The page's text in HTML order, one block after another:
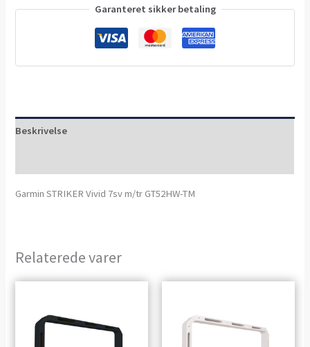
Garanteret sikker betaling
Beskrivelse
Garmin STRIKER Vivid 7sv m/tr GT52HW-TM
Relaterede varer